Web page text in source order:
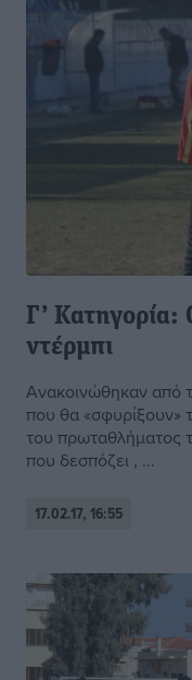
Γ’ Κατηγορία:
ντέρμπι
Ανακοινώθηκαν από
που θα «σφυρίξουν»
του πρωταθλήματος
που δεσπόζει , ...
17.02.17, 16:55